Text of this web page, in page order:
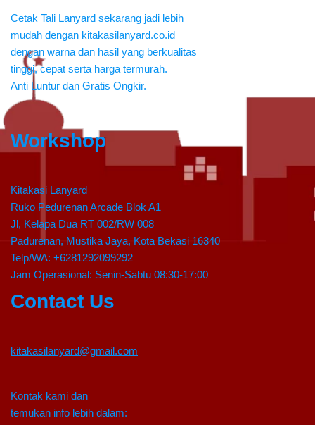
Cetak Tali Lanyard sekarang jadi lebih
mudah dengan kitakasilanyard.co.id
dengan warna dan hasil yang berkualitas
tinggi, cepat serta harga termurah.
Anti Luntur dan Gratis Ongkir.
Workshop
Kitakasi Lanyard
Ruko Pedurenan Arcade Blok A1
Jl, Kelapa Dua RT 002/RW 008
Padurenan, Mustika Jaya, Kota Bekasi 16340
Telp/WA: +6281292099292
Jam Operasional: Senin-Sabtu 08:30-17:00
Contact Us
kitakasilanyard@gmail.com
Kontak kami dan
temukan info lebih dalam: